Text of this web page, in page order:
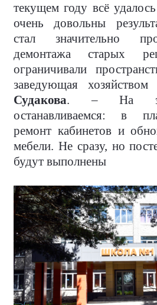
текущем году всё
очень довольны
стал значительно
демонтажа старых
ограничивали
заведующая
Судакова. – На
останавливаемся: в
ремонт кабинетов и
мебели. Не сразу, но
будут выполнены